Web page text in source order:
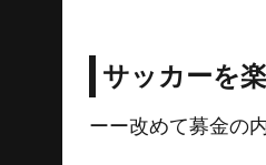
サッカーを
ーー改めて募金の